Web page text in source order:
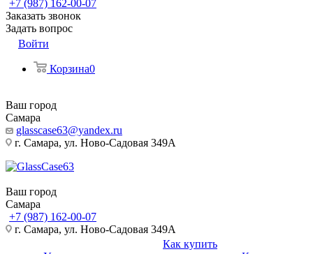
+7 (987) 162-00-07
Заказать звонок
Задать вопрос
Войти
Корзина0
Ваш город
Самара
glasscase63@yandex.ru
г. Самара, ул. Ново-Садовая 349А
Ваш город
Самара
+7 (987) 162-00-07
г. Самара, ул. Ново-Садовая 349А
Как купить